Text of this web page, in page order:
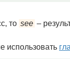
то see –
использовать